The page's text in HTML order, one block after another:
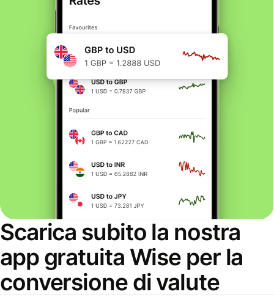
Scarica subito la nostra
app gratuita Wise per la
conversione di valute